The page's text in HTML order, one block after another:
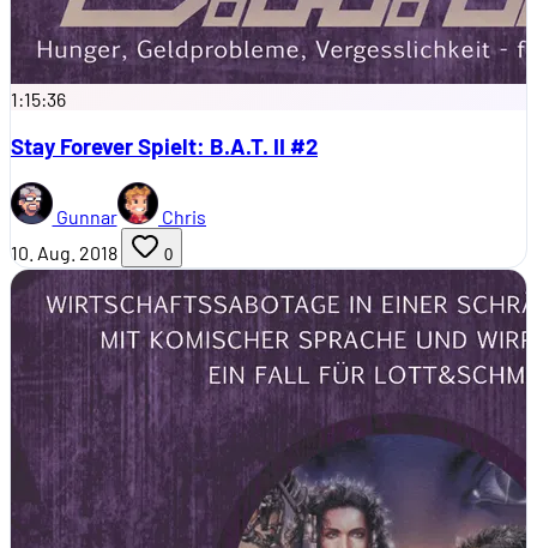
1:15:36
Stay Forever Spielt: B.A.T. II #2
Gunnar
Chris
10. Aug. 2018
0